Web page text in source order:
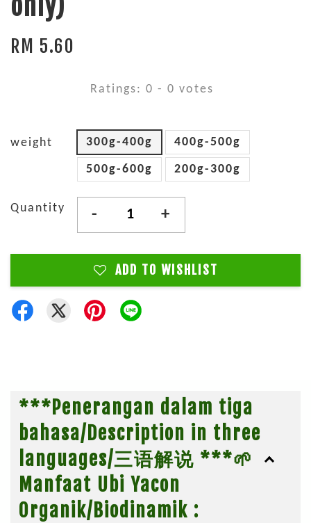
only)
RM 5.60
Ratings: 0 - 0 votes
weight 300g-400g 400g-500g
500g-600g 200g-300g
Quantity - +
ADD TO WISHLIST
***Penerangan dalam tiga
bahasa/Description in three
languages/三语解说 ***🌱
Manfaat Ubi Yacon
Organik/Biodinamik :